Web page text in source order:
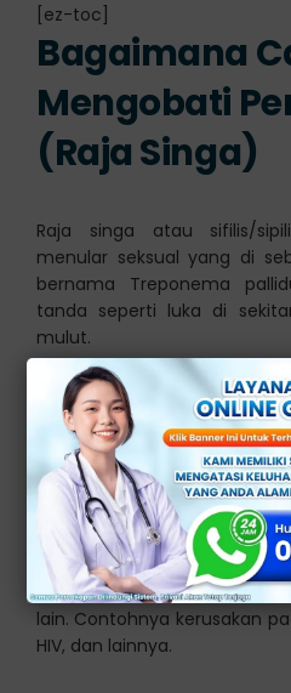
[ez-toc]
Bagaimana
Mengobati
(Raja Singa)
Raja singa atau sifilis/
menular seksual yang di
bernama Treponema
tanda seperti luka di
mulut.
Luka tersebut tidak terasa
para penderitanya tidak
Walaupun tidak
tetap bisa menular ke orang
Bila tidak
mungkin, ada
menyebar dan bisa
lain. Contohnya kerusakan
HIV, dan lainnya.